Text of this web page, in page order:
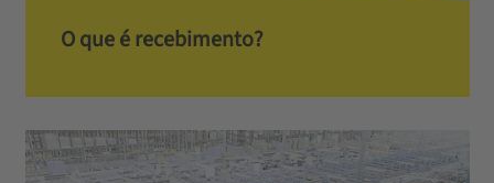
O que é recebimento?